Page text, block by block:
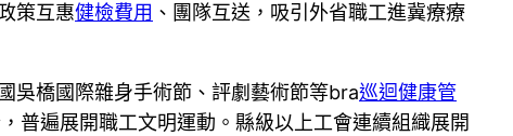
策互惠健檢費用 、團隊互送，吸引外省職工進冀療療
吳橋國際雜身手術節、評劇藝術節等bra巡迴健康管
普遍展開職工文明運動。縣級以上工會連續組織展開